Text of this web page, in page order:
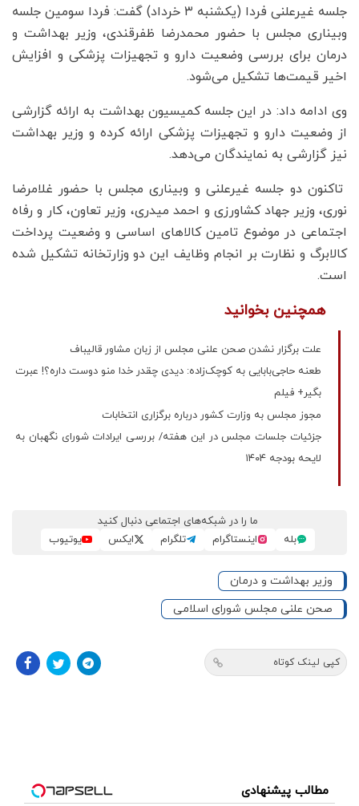
جلسه غیرعلنی فردا (یکشنبه ۳ خرداد) گفت: فردا سومین جلسه
وبیناری مجلس با حضور محمدرضا ظفرقندی، وزیر بهداشت و
درمان برای بررسی وضعیت دارو و تجهیزات پزشکی و افزایش
اخیر قیمت‌ها تشکیل می‌شود.
وی ادامه داد: در این جلسه کمیسیون بهداشت به ارائه گزارشی
از وضعیت دارو و تجهیزات پزشکی ارائه کرده و وزیر بهداشت
نیز گزارشی به نمایندگان می‌دهد.
تاکنون دو جلسه غیرعلنی و وبیناری مجلس با حضور غلامرضا
نوری، وزیر جهاد کشاورزی و احمد میدری، وزیر تعاون، کار و رفاه
اجتماعی در موضوع تامین کالا‌های اساسی و وضعیت پرداخت
کالابرگ و نظارت بر انجام وظایف این دو وزارتخانه تشکیل شده
است.
همچنین بخوانید
علت برگزار نشدن صحن علنی مجلس⁩ از زبان مشاور قالیباف
طعنه حاجی‌بابایی به کوچک‌زاده: دیدی چقدر خدا منو دوست داره؟! عبرت
بگیر+ فیلم
مجوز مجلس به وزارت کشور درباره برگزاری انتخابات
جزئیات جلسات مجلس در این هفته/ بررسی ایرادات شورای نگهبان به
لایحه بودجه ۱۴۰۴
ما را در شبکه‌های اجتماعی دنبال کنید
بله
اینستاگرام تلگرام ایکس یوتیوب
وزیر بهداشت و درمان
صحن علنی مجلس شورای اسلامی
کپی لینک کوتاه
مطالب پیشنهادی